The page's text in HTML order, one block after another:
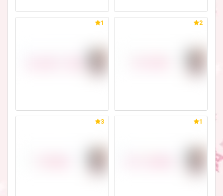
1 2
3 1